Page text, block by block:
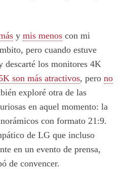
y mis menos con mi
pero cuando estuve
descarté los monitores 4K
son más atractivos, pero no
exploré otra de las
en aquel momento: la
con formato 21:9.
de LG que incluso
en un evento de prensa,
de convencer.